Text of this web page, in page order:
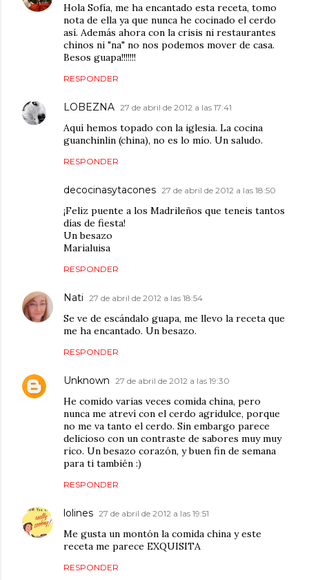
Hola Sofía, me ha encantado esta receta, tomo
nota de ella ya que nunca he cocinado el cerdo
así. Además ahora con la crisis ni restaurantes
chinos ni "na" no nos podemos mover de casa.
Besos guapa!!!!!!!
RESPONDER
LOBEZNA 27 de abril de 2012 a las 17:41
Aquí hemos topado con la iglesia. La cocina
guanchinlin (china), no es lo mío. Un saludo.
RESPONDER
decocinasytacones 27 de abril de 2012 a las 18:50
¡Feliz puente a los Madrileños que teneis tantos
días de fiesta!
Un besazo
Marialuisa
RESPONDER
Nati 27 de abril de 2012 a las 18:54
Se ve de escándalo guapa, me llevo la receta que
me ha encantado. Un besazo.
RESPONDER
Unknown 27 de abril de 2012 a las 19:30
He comido varias veces comida china, pero
nunca me atreví con el cerdo agridulce, porque
no me va tanto el cerdo. Sin embargo parece
delicioso con un contraste de sabores muy muy
rico. Un besazo corazón, y buen fin de semana
para ti también :)
RESPONDER
lolines 27 de abril de 2012 a las 19:51
Me gusta un montón la comida china y este
receta me parece EXQUISITA
RESPONDER